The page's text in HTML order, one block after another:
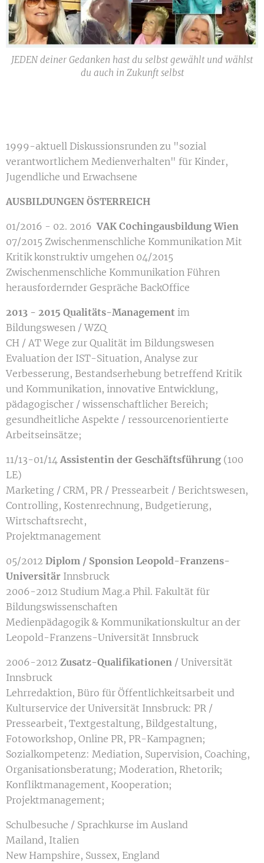
JEDEN deiner Gedanken hast du selbst gewählt und wählst
du auch in Zukunft selbst
1999-aktuell Diskussionsrunden zu "sozial
verantwortlichem Medienverhalten" für Kinder,
Jugendliche und Erwachsene
AUSBILDUNGEN ÖSTERREICH
01/2016 - 02. 2016 VAK C0chingausbildung Wien
07/2015 Zwischenmenschliche Kommunikation Mit
Kritik konstruktiv umgehen 04/2015
Zwischenmenschliche Kommunikation Führen
herausfordernder Gespräche BackOffice
2013 - 2015 Qualitäts-Management im
Bildungswesen / WZQ
CH / AT Wege zur Qualität im Bildungswesen
Evaluation der IST-Situation, Analyse zur
Verbesserung, Bestandserhebung betreffend Kritik
und Kommunikation, innovative Entwicklung,
pädagogischer / wissenschaftlicher Bereich;
gesundheitliche Aspekte / ressourcenorientierte
Arbeitseinsätze;
11/13-01/14 Assistentin der Geschäftsführung (100
LE)
Marketing / CRM, PR / Pressearbeit / Berichtswesen,
Controlling, Kostenrechnung, Budgetierung,
Wirtschaftsrecht,
Projektmanagement
05/2012 Diplom / Sponsion Leopold-Franzens-
Universitär Innsbruck
2006-2012 Studium Mag.a Phil. Fakultät für
Bildungswissenschaften
Medienpädagogik & Kommunikationskultur an der
Leopold-Franzens-Universität Innsbruck
2006-2012 Zusatz-Qualifikationen / Universität
Innsbruck
Lehrredaktion, Büro für Öffentlichkeitsarbeit und
Kulturservice der Universität Innsbruck: PR /
Pressearbeit, Textgestaltung, Bildgestaltung,
Fotoworkshop, Online PR, PR-Kampagnen;
Sozialkompetenz: Mediation, Supervision, Coaching,
Organisationsberatung; Moderation, Rhetorik;
Konfliktmanagement, Kooperation;
Projektmanagement;
Schulbesuche / Sprachkurse im Ausland
Mailand, Italien
New Hampshire, Sussex, England